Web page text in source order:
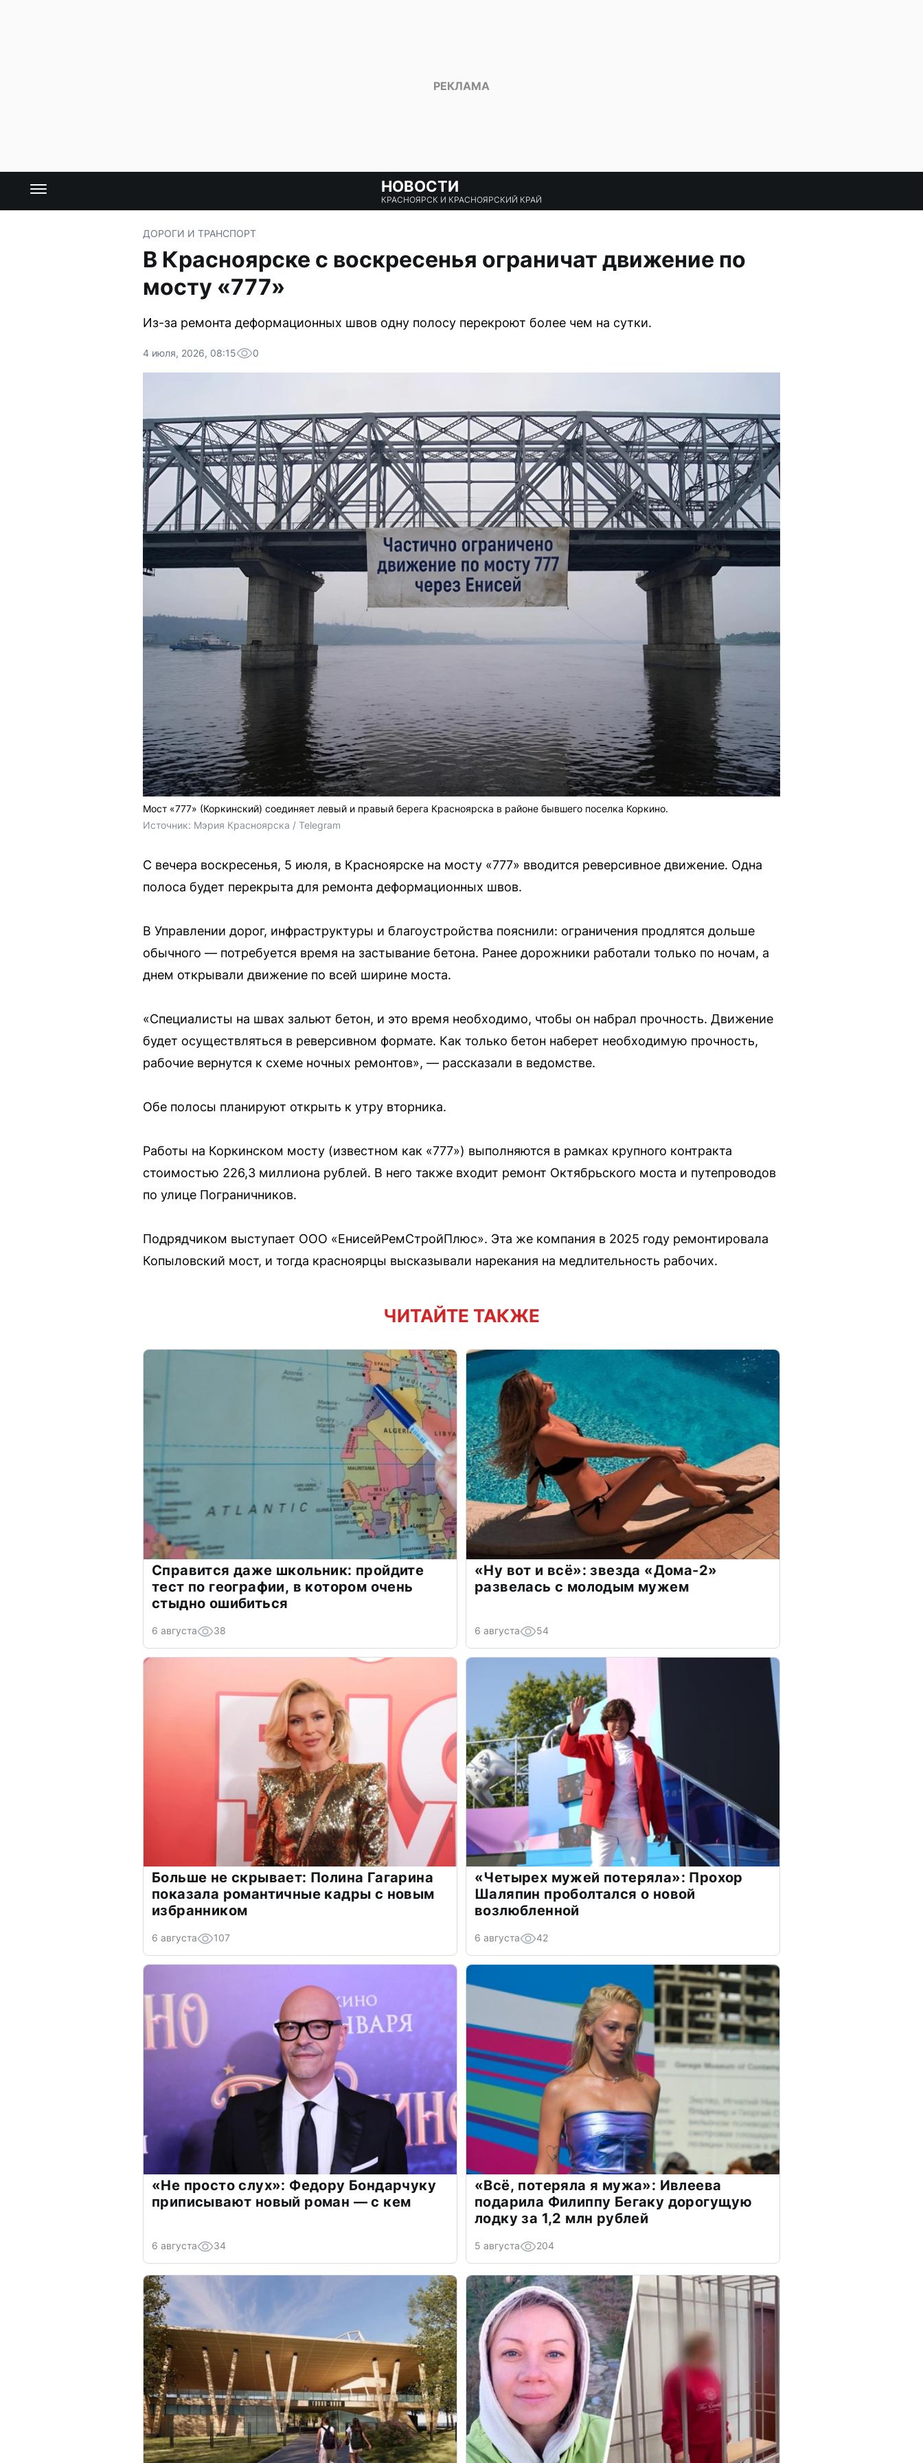
НОВОСТИ
КРАСНОЯРСК И КРАСНОЯРСКИЙ КРАЙ
ДОРОГИ И ТРАНСПОРТ
В Красноярске с воскресенья ограничат движение по
мосту «777»
Из-за ремонта деформационных швов одну полосу перекроют более чем на сутки.
4 июля, 2026, 08:15 0
Мост «777» (Коркинский) соединяет левый и правый берега Красноярска в районе бывшего поселка Коркино.
Источник: Мэрия Красноярска / Telegram
С вечера воскресенья, 5 июля, в Красноярске на мосту «777» вводится реверсивное движение. Одна
полоса будет перекрыта для ремонта деформационных швов.
В Управлении дорог, инфраструктуры и благоустройства пояснили: ограничения продлятся дольше
обычного — потребуется время на застывание бетона. Ранее дорожники работали только по ночам, а
днем открывали движение по всей ширине моста.
«Специалисты на швах зальют бетон, и это время необходимо, чтобы он набрал прочность. Движение
будет осуществляться в реверсивном формате. Как только бетон наберет необходимую прочность,
рабочие вернутся к схеме ночных ремонтов», — рассказали в ведомстве.
Обе полосы планируют открыть к утру вторника.
Работы на Коркинском мосту (известном как «777») выполняются в рамках крупного контракта
стоимостью 226,3 миллиона рублей. В него также входит ремонт Октябрьского моста и путепроводов
по улице Пограничников.
Подрядчиком выступает ООО «ЕнисейРемСтройПлюс». Эта же компания в 2025 году ремонтировала
Копыловский мост, и тогда красноярцы высказывали нарекания на медлительность рабочих.
ЧИТАЙТЕ ТАКЖЕ
Справится даже школьник: пройдите
тест по географии, в котором очень
стыдно ошибиться
6 августа 38
«Ну вот и всё»: звезда «Дома-2»
развелась с молодым мужем
6 августа 54
Больше не скрывает: Полина Гагарина
показала романтичные кадры с новым
избранником
6 августа 107
«Четырех мужей потеряла»: Прохор
Шаляпин проболтался о новой
возлюбленной
6 августа 42
«Не просто слух»: Федору Бондарчуку
приписывают новый роман — с кем
6 августа 34
«Всё, потеряла я мужа»: Ивлеева
подарила Филиппу Бегаку дорогущую
лодку за 1,2 млн рублей
5 августа 204